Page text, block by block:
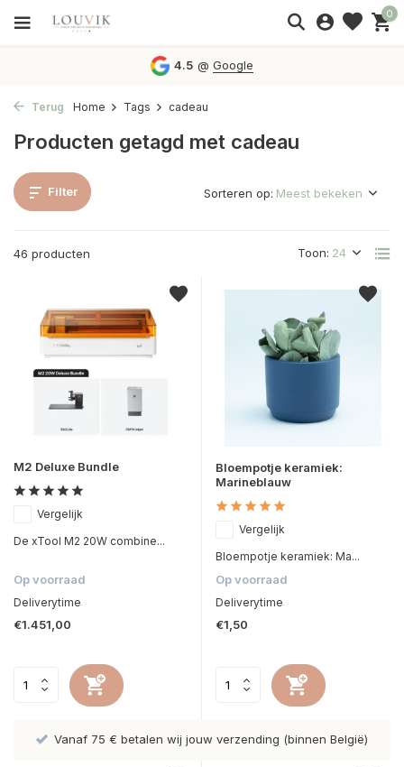
0
4.5 @Google
Terug Home Tags cadeau
Producten getagd met cadeau
Filter
46 producten Toon:
Sorteren op:
M2 Deluxe Bundle
Vergelijk
De xTool M2 20W combine...
Op voorraad
Deliverytime
€1.451,00
Bloempotje keramiek:
Marineblauw
Vergelijk
Bloempotje keramiek: Ma...
Op voorraad
Deliverytime
€1,50
Hoge kwaliteit Direct To Film prints